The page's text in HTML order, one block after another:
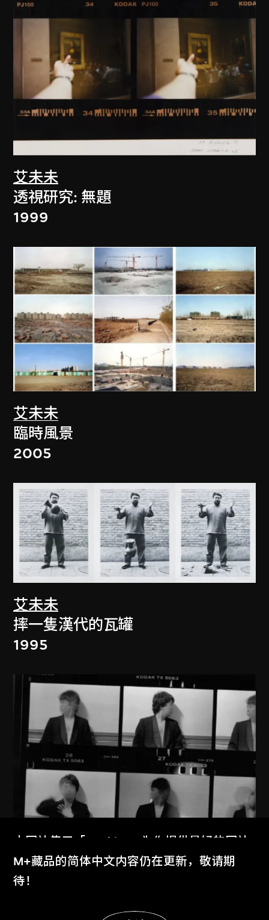
艾未未
透視研究: 無題
1999
艾未未
臨時風景
2005
艾未未
摔一隻漢代的瓦罐
1995
艾未未
紐約1983–1993
本网站使用「Cookies」为你提供最好的网站
体验。
了解更多
M+藏品的简体中文内容仍在更新，敬请期
待！
显示更多